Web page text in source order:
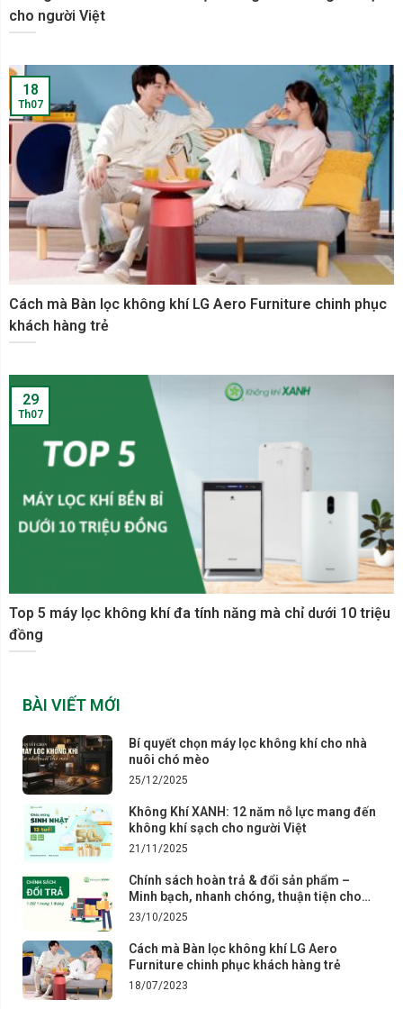
cho người Việt
18
Th07
Cách mà Bàn lọc không khí LG Aero Furniture chinh phục
khách hàng trẻ
29
Th07
Top 5 máy lọc không khí đa tính năng mà chỉ dưới 10 triệu
đồng
BÀI VIẾT MỚI
Bí quyết chọn máy lọc không khí cho nhà
nuôi chó mèo
25/12/2025
Không Khí XANH: 12 năm nỗ lực mang đến
không khí sạch cho người Việt
21/11/2025
Chính sách hoàn trả & đổi sản phẩm –
Minh bạch, nhanh chóng, thuận tiện cho
khách hàng
23/10/2025
Cách mà Bàn lọc không khí LG Aero
Furniture chinh phục khách hàng trẻ
18/07/2023